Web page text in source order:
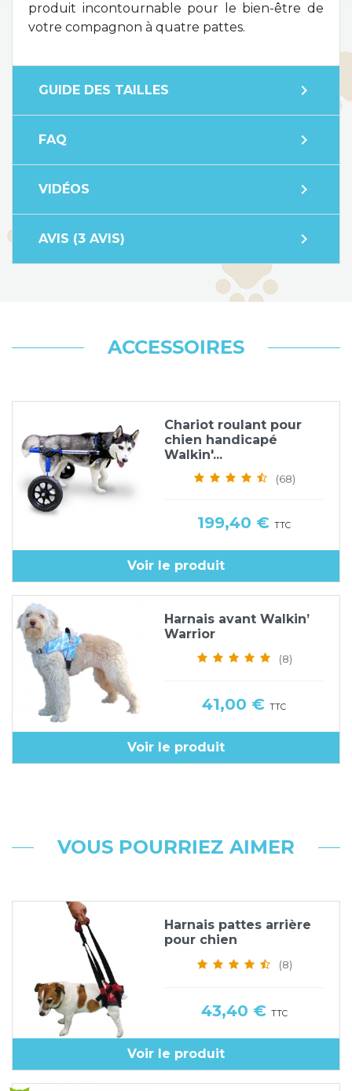
produit incontournable pour le bien-être de
votre compagnon à quatre pattes.
GUIDE DES TAILLES expand_more
FAQ expand_more
VIDÉOS expand_more
AVIS (3 AVIS) expand_more
ACCESSOIRES
Chariot roulant pour
chien handicapé
Walkin'...
(68)
Prix
199,40 €TTC
Voir le produit
Harnais avant Walkin’
Warrior
(8)
Prix
41,00 €TTC
Voir le produit
VOUS POURRIEZ AIMER
Harnais pattes arrière
pour chien
(8)
Prix
43,40 € TTC
Voir le produit